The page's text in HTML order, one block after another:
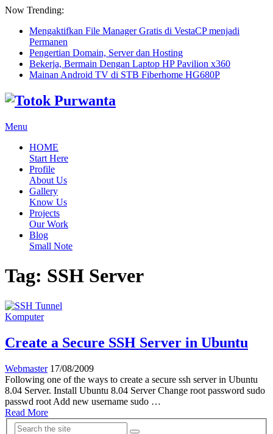
Now Trending:
Mengaktifkan File Manager Gratis di VestaCP menjadi
Permanen
Pengertian Domain, Server dan Hosting
Bekerja, Bermain Dengan Laptop HP Pavilion x360
Mainan Android TV di STB Fiberhome HG680P
Menu
HOME
Start Here
Profile
About Us
Gallery
Know Us
Projects
Our Work
Blog
Small Note
Tag: SSH Server
Komputer
Create a Secure SSH Server in Ubuntu
Webmaster 17/08/2009
Following one of the ways to create a secure ssh server in Ubuntu
8.04 Server. Install Ubuntu 8.04 Server Change root password sudo
passwd root Add new username sudo …
Read More